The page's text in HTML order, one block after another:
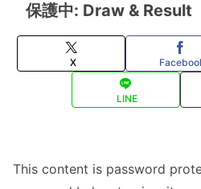
保護中: Draw & Result
X
LINE
This content is password